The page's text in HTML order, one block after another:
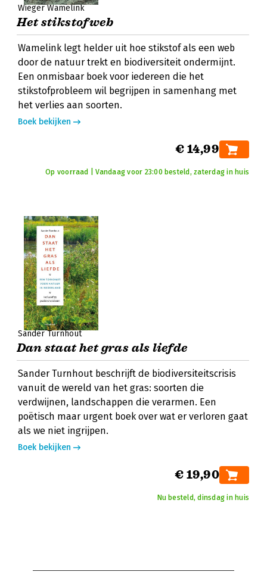
Wieger Wamelink
Het stikstofweb
Wamelink legt helder uit hoe stikstof als een web
door de natuur trekt en biodiversiteit ondermijnt.
Een onmisbaar boek voor iedereen die het
stikstofprobleem wil begrijpen in samenhang met
het verlies aan soorten.
Boek bekijken
€ 14,99
Op voorraad | Vandaag voor 23:00 besteld, zaterdag in huis
Sander Turnhout
Dan staat het gras als liefde
Sander Turnhout beschrijft de biodiversiteitscrisis
vanuit de wereld van het gras: soorten die
verdwijnen, landschappen die verarmen. Een
poëtisch maar urgent boek over wat er verloren gaat
als we niet ingrijpen.
Boek bekijken
€ 19,90
Nu besteld, dinsdag in huis